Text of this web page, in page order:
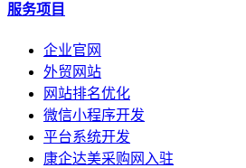
服务项目
企业官网
外贸网站
网站排名优化
微信小程序开发
平台系统开发
康企达美采购网入驻